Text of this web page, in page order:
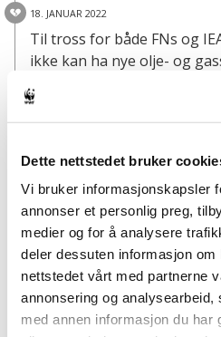
Dette nettstedet bruker
Vi bruker informasjonskapsler
annonser et personlig preg,
medier og for å analysere
deler dessuten informasjon om
nettstedet vårt med partnerne
annonsering og
med annen informasjon du har
18. JANUAR 2022
Til tross for både FNs og
ikke kan ha nye olje- og
verden skal nå netto
Regjeringen ved Olje- og
nye utvinningstillatelser på
forhåndsdefinerte områder
utvinningstillatelsene
(28), Norskehavet (20) og
13. OKTOBER 2021
Hurdalsplattformenslår
føre-var-prinsippet og best
grunn i tildeling av nye